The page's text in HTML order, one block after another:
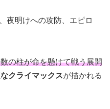
夜明けへの攻防、エピロ
の柱が命を懸けて戦う展開
クライマックスが描かれる